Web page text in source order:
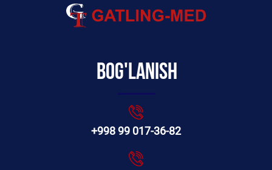
Bog'lanish
+998 99 017-36-82